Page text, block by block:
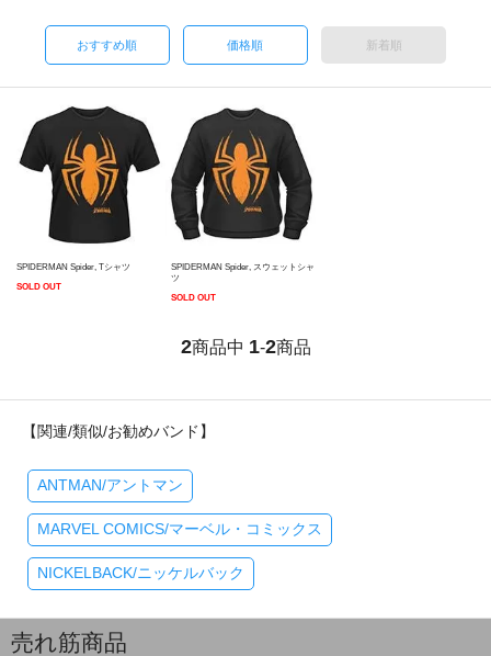
おすすめ順 価格順 新着順
SPIDERMAN Spider, Tシャツ
SOLD OUT
SPIDERMAN Spider, スウェットシャ
ツ
SOLD OUT
2商品中 1-2商品
【関連/類似/お勧めバンド】
ANTMAN/アントマン
MARVEL COMICS/マーベル・コミックス
NICKELBACK/ニッケルバック
売れ筋商品